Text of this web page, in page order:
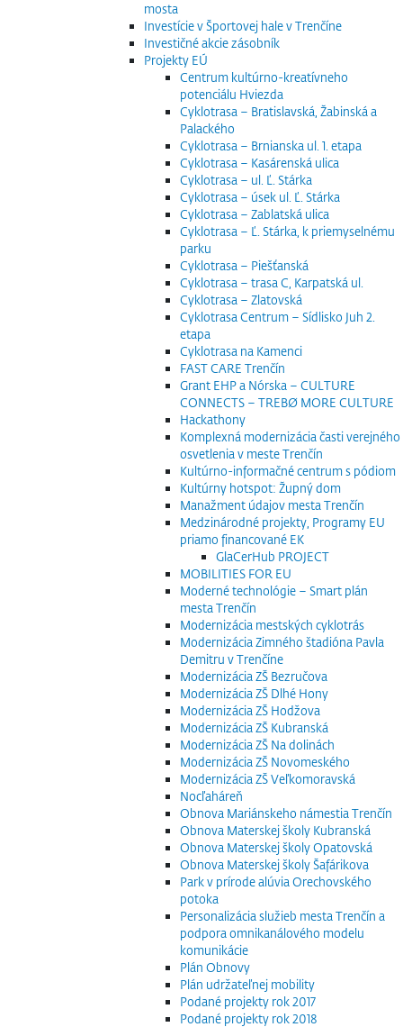
mosta
Investície v Športovej hale v Trenčíne
Investičné akcie zásobník
Projekty EÚ
Centrum kultúrno-kreatívneho
potenciálu Hviezda
Cyklotrasa – Bratislavská, Žabinská a
Palackého
Cyklotrasa – Brnianska ul. 1. etapa
Cyklotrasa – Kasárenská ulica
Cyklotrasa – ul. Ľ. Stárka
Cyklotrasa – úsek ul. Ľ. Stárka
Cyklotrasa – Zablatská ulica
Cyklotrasa – Ľ. Stárka, k priemyselnému
parku
Cyklotrasa – Piešťanská
Cyklotrasa – trasa C, Karpatská ul.
Cyklotrasa – Zlatovská
Cyklotrasa Centrum – Sídlisko Juh 2.
etapa
Cyklotrasa na Kamenci
FAST CARE Trenčín
Grant EHP a Nórska – CULTURE
CONNECTS – TREBØ MORE CULTURE
Hackathony
Komplexná modernizácia časti verejného
osvetlenia v meste Trenčín
Kultúrno-informačné centrum s pódiom
Kultúrny hotspot: Župný dom
Manažment údajov mesta Trenčín
Medzinárodné projekty, Programy EU
priamo financované EK
GlaCerHub PROJECT
MOBILITIES FOR EU
Moderné technológie – Smart plán
mesta Trenčín
Modernizácia mestských cyklotrás
Modernizácia Zimného štadióna Pavla
Demitru v Trenčíne
Modernizácia ZŠ Bezručova
Modernizácia ZŠ Dlhé Hony
Modernizácia ZŠ Hodžova
Modernizácia ZŠ Kubranská
Modernizácia ZŠ Na dolinách
Modernizácia ZŠ Novomeského
Modernizácia ZŠ Veľkomoravská
Nocľaháreň
Obnova Mariánskeho námestia Trenčín
Obnova Materskej školy Kubranská
Obnova Materskej školy Opatovská
Obnova Materskej školy Šafárikova
Park v prírode alúvia Orechovského
potoka
Personalizácia služieb mesta Trenčín a
podpora omnikanálového modelu
komunikácie
Plán Obnovy
Plán udržateľnej mobility
Podané projekty rok 2017
Podané projekty rok 2018